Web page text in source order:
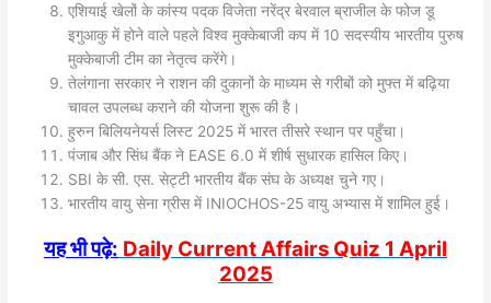
एशियाई खेलों के कांस्य पदक विजेता नरेंद्र बेरवाल ब्राजील के फोज डू
इगुआकु में होने वाले पहले विश्व मुक्केबाजी कप में 10 सदस्यीय भारतीय पुरुष
मुक्केबाजी टीम का नेतृत्व करेंगे।
तेलंगाना सरकार ने राशन की दुकानों के माध्यम से गरीबों को मुफ्त में बढ़िया
चावल उपलब्ध कराने की योजना शुरू की है।
हुरुन बिलियनेयर्स लिस्ट 2025 में भारत तीसरे स्थान पर पहुँचा।
पंजाब और सिंध बैंक ने EASE 6.0 में शीर्ष सुधारक हासिल किए।
SBI के सी. एस. सेट्टी भारतीय बैंक संघ के अध्यक्ष चुने गए।
भारतीय वायु सेना ग्रीस में INIOCHOS-25 वायु अभ्यास में शामिल हुई।
यह भी पढ़े: Daily Current Affairs Quiz 1 April
2025